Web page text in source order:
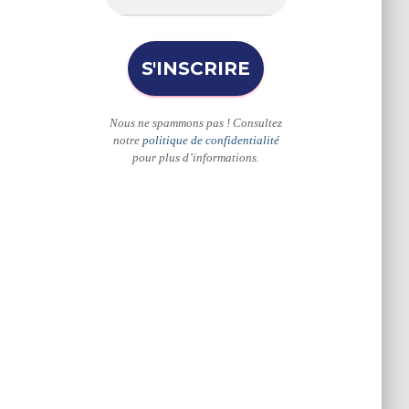
Nous ne spammons pas ! Consultez
notre politique de confidentialité
pour plus d’informations.